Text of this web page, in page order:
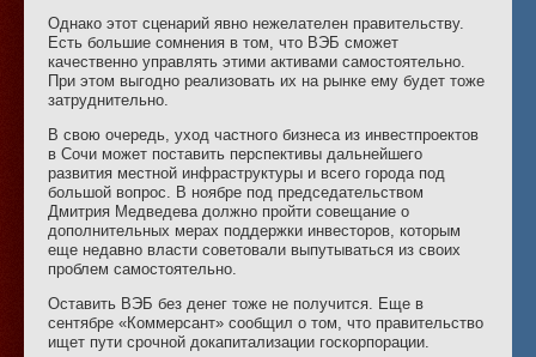
Однако этот сценарий явно нежелателен правительству.
Есть большие сомнения в том, что ВЭБ сможет
качественно управлять этими активами самостоятельно.
При этом выгодно реализовать их на рынке ему будет тоже
затруднительно.
В свою очередь, уход частного бизнеса из инвестпроектов
в Сочи может поставить перспективы дальнейшего
развития местной инфраструктуры и всего города под
большой вопрос. В ноябре под председательством
Дмитрия Медведева должно пройти совещание о
дополнительных мерах поддержки инвесторов, которым
еще недавно власти советовали выпутываться из своих
проблем самостоятельно.
Оставить ВЭБ без денег тоже не получится. Еще в
сентябре «Коммерсант» сообщил о том, что правительство
ищет пути срочной докапитализации госкорпорации.